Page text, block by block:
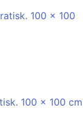
100 x 100
100 x 100 cm